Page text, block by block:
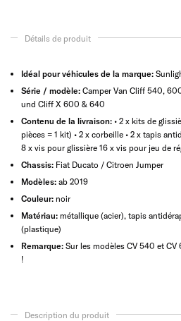
Détails de produit
Idéal pour véhicules de la marque:
Série / modèle: Camper Van Cliff 540,
und Cliff X 600 & 640
Contenu de la livraison: • 2 x kits de
pièces = 1 kit) • 2 x corbeille • 2 x tapis
8 x vis pour glissière 16 x vis pour jeu de
Chassis: Fiat Ducato / Citroen Jumper
Modèles: ab 2019
Couleur: noir
Matériau: métallique (acier), tapis
(plastique)
Remarque: Sur les modèles CV 540 et
!
Description du produit